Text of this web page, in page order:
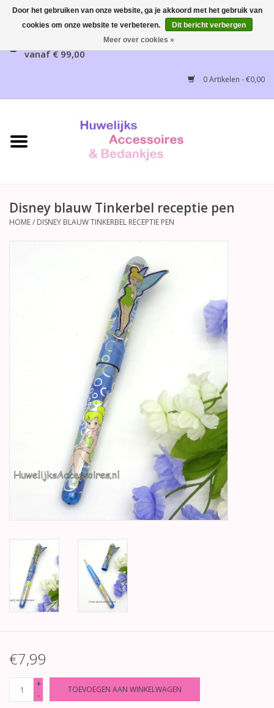
Gratis verzending mogelijk, NL vanaf € 65,00, België
vanaf € 99,00
0 Artikelen - €0,00
Home
Bruidsaccessoires
Disney blauw Tinkerbel receptie pen
HOME/ DISNEY BLAUW TINKERBEL RECEPTIE PEN
€7,99
+
-
TOEVOEGEN AAN WINKELWAGEN
Door het gebruiken van onze website, ga je akkoord met het gebruik van
cookies om onze website te verbeteren.
Dit bericht verbergen
Meer over cookies »